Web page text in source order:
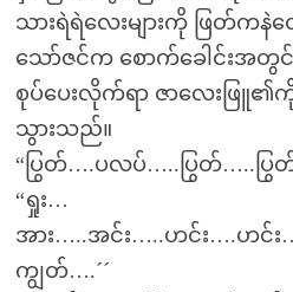
သားရဲရဲလေးများကို ဖြတ်
သော်ဇင်က စောက်ခေါင်းအတွ
စုပ်ပေးလိုက်ရာ ဇာလေးဖြူ
သွားသည်။
“ပြွတ်….ပလပ်…..ပြွတ်…..ပ
“ရှုး…
အား…..အင်း…..ဟင်း….ဟင်
ကျွတ်….´´